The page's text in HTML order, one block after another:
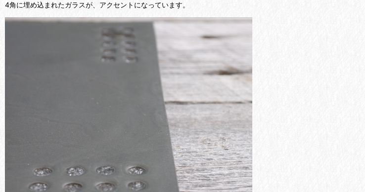
4角に埋め込まれたガラスが、アクセントになっています。